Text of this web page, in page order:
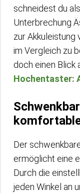
schneidest du
Unterbrechung
zur Akkuleistung
im Vergleich zu
doch einen Blick
Hochentaster:
Der
ermöglicht eine
Durch die
jeden Winkel an